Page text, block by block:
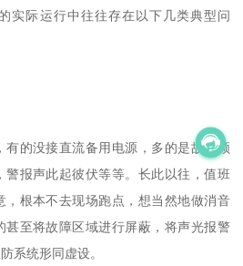
实际运行中往往存在以下几类典型问
有的没接直流备用电源，多的是故障频
警报声此起彼伏等等。长此以往，值班
，根本不去现场跑点，想当然地做消音
甚至将故障区域进行屏蔽，将声光报警
系统形同虚设。